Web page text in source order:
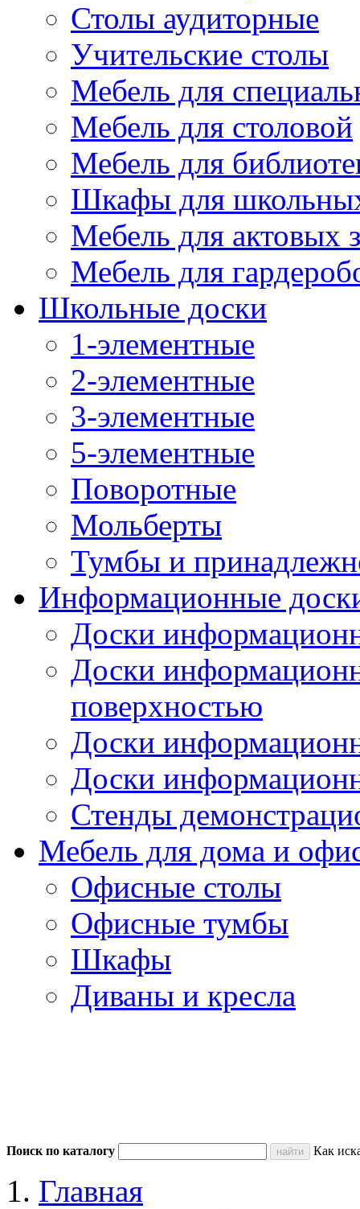
Столы аудиторные
Учительские столы
Мебель для
Мебель для столовой
Мебель для
Шкафы для
Мебель для актовых
Мебель для
Школьные доски
1-элементные
2-элементные
3-элементные
5-элементные
Поворотные
Мольберты
Тумбы и
Информационные
Доски
Доски
поверхностью
Доски
Доски
Стенды
Мебель для дома и
Офисные столы
Офисные тумбы
Шкафы
Диваны и кресла
Поиск по каталогу Как
Главная